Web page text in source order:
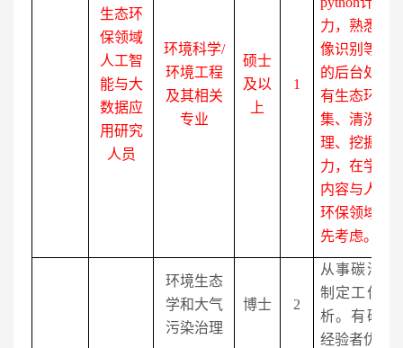
生态环
保领域
人工智
能与大
数据应
用研究
人员
环境科学/
环境工程
及其相关
专业
硕士
及以
上
1
力，熟悉机
像识别等人
的后台处理
有生态环境
集、清洗、
理、挖掘等
力，在学期
内容与人工
环保领域应
先考虑。
环境生态
学和大气
污染治理
博士 2
从事碳清单
制定工作，
析。有碳清
经验者优先